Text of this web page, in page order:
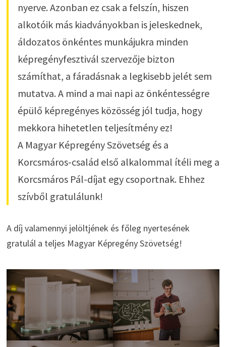
nyerve. Azonban ez csak a felszín, hiszen
alkotóik más kiadványokban is jeleskednek,
áldozatos önkéntes munkájukra minden
képregényfesztivál szervezője bizton
számíthat, a fáradásnak a legkisebb jelét sem
mutatva. A mind a mai napi az önkéntességre
épülő képregényes közösség jól tudja, hogy
mekkora hihetetlen teljesítmény ez!
A Magyar Képregény Szövetség és a
Korcsmáros-család első alkalommal ítéli meg a
Korcsmáros Pál-díjat egy csoportnak. Ehhez
szívből gratulálunk!
A díj valamennyi jelöltjének és főleg nyertesének
gratulál a teljes Magyar Képregény Szövetség!